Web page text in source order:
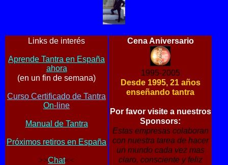
Links de interés
Aprende Tantra en España
ahora
(en un fin de semana)
Curso Certificado de Tantra
On-line
Manual de Tantra
Próximos retiros en España
>>Chat<<
Cena Aniversario
1995-2005
Desde 1995, 21 años
enseñando tantra
Por favor visite a nuestros
Sponsors:
Estas empresas colaboran
con nuestra tarea de hacer
un mundo cada vez mas
claro, consciente y feliz